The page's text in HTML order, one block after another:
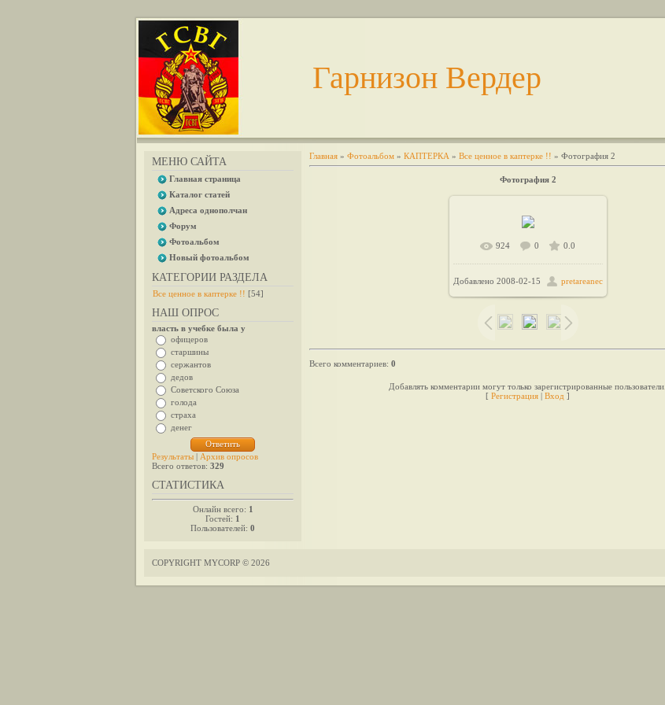
Гарнизон Вердер
МЕНЮ САЙТА
Главная страница
Каталог статей
Адреса однополчан
Форум
Фотоальбом
Новый фотоальбом
КАТЕГОРИИ РАЗДЕЛА
Все ценное в каптерке !! [54]
НАШ ОПРОС
власть в учебке была у
офицеров
старшины
сержантов
дедов
Советского Союза
голода
страха
денег
Результаты | Архив опросов
Всего ответов: 329
СТАТИСТИКА
Онлайн всего: 1
Гостей: 1
Пользователей: 0
Главная » Фотоальбом » КАПТЕРКА » Все ценное в каптерке !! » Фотография 2
Фотография 2
924 0 0.0
Добавлено 2008-02-15 pretareanec
Всего комментариев: 0
Добавлять комментарии могут только зарегистрированные пользователи.
[ Регистрация | Вход ]
COPYRIGHT MYCORP © 2026